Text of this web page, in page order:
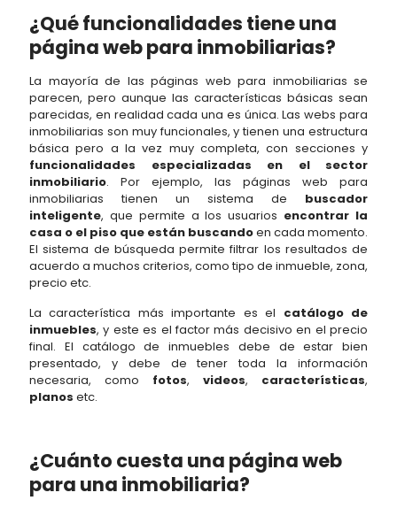
¿Qué funcionalidades tiene una
página web para inmobiliarias?
La mayoría de las páginas web para inmobiliarias se
parecen, pero aunque las características básicas sean
parecidas, en realidad cada una es única. Las webs para
inmobiliarias son muy funcionales, y tienen una estructura
básica pero a la vez muy completa, con secciones y
funcionalidades especializadas en el sector
inmobiliario. Por ejemplo, las páginas web para
inmobiliarias tienen un sistema de buscador
inteligente, que permite a los usuarios encontrar la
casa o el piso que están buscandoen cada momento.
El sistema de búsqueda permite filtrar los resultados de
acuerdo a muchos criterios, como tipo de inmueble, zona,
precio etc.
La característica más importante es el catálogo de
inmuebles, y este es el factor más decisivo en el precio
final. El catálogo de inmuebles debe de estar bien
presentado, y debe de tener toda la información
necesaria, como fotos, videos, características,
planos etc.
¿Cuánto cuesta una página web
para una inmobiliaria?